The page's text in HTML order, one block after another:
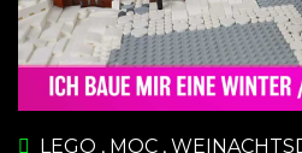
LEGO , MOC ,